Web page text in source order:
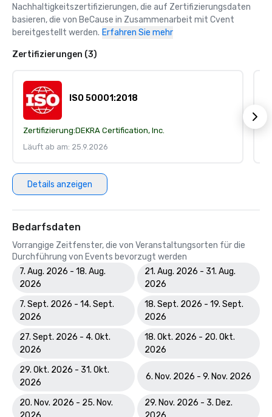
Nachhaltigkeitszertifizierungen, die auf Zertifizierungsdaten
basieren, die von BeCause in Zusammenarbeit mit Cvent
bereitgestellt werden. Erfahren Sie mehr
Zertifizierungen (3)
ISO 50001:2018
Zertifizierung:DEKRA Certification, Inc.
Läuft ab am: 25.9.2026
Details anzeigen
Bedarfsdaten
Vorrangige Zeitfenster, die von Veranstaltungsorten für die
Durchführung von Events bevorzugt werden
7. Aug. 2026 - 18. Aug.
2026
21. Aug. 2026 - 31. Aug.
2026
7. Sept. 2026 - 14. Sept.
2026
18. Sept. 2026 - 19. Sept.
2026
27. Sept. 2026 - 4. Okt.
2026
18. Okt. 2026 - 20. Okt.
2026
29. Okt. 2026 - 31. Okt.
2026
6. Nov. 2026 - 9. Nov. 2026
20. Nov. 2026 - 25. Nov.
29. Nov. 2026 - 3. Dez.